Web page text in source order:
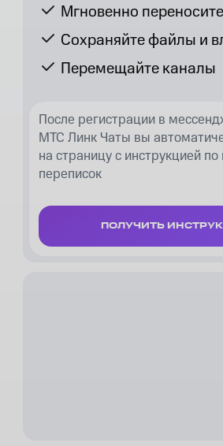
Мгновенно
Сохраняйте файлы и
Перемещайте каналы
После регистрации в
МТС Линк Чаты вы
на страницу с инструкцией
переписок
ПОЛУЧИТЬ